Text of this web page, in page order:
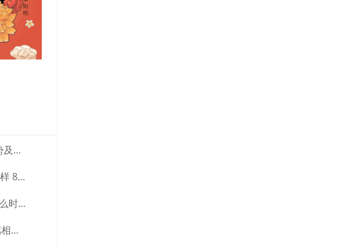
1970年出生属狗人2023年运势及运程···
87年兔女一生婚姻和财运怎么样 87年兔···
属兔大富大贵的出生时辰是什么时候 大富大···
什么属相的孩子旺父母 三个属相的孩子旺父···